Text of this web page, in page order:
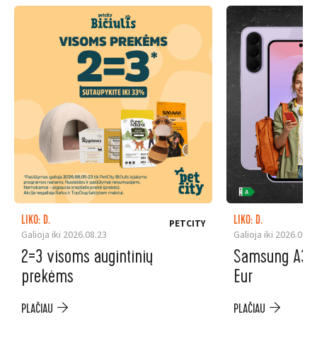
LIKO: D.
Galioja iki 2026.08.23
PETCITY
2=3 visoms augintinių
prekėms
PLAČIAU
LIKO: D.
Galioja iki
Samsung
Eur
PLAČIAU